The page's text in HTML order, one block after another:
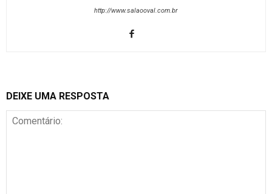
http://www.salaooval.com.br
DEIXE UMA RESPOSTA